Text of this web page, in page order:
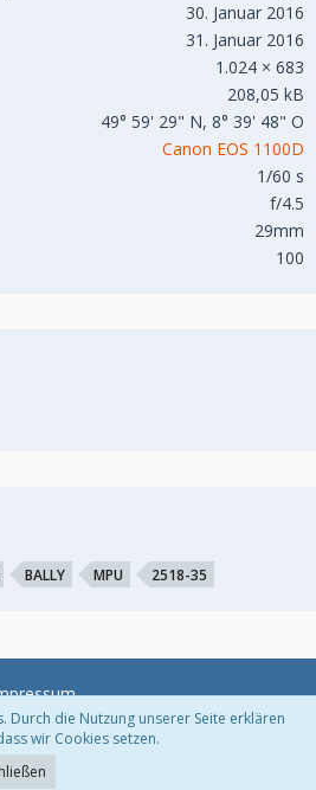
30. Januar 2016
31. Januar 2016
1.024 × 683
208,05 kB
49° 59' 29" N, 8° 39' 48" O
Canon EOS 1100D
1/60 s
f/4.5
29mm
100
BALLY MPU 2518-35
Durch die Nutzung unserer Seite erklären
wir Cookies setzen.